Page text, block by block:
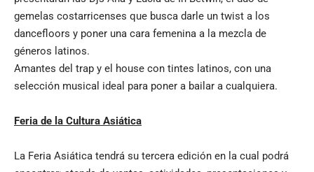
gemelas costarricenses que busca darle un twist a los
dancefloors y poner una cara femenina a la mezcla de
géneros latinos.
Amantes del trap y el house con tintes latinos, con una
selección musical ideal para poner a bailar a cualquiera.
Feria de la Cultura Asiática
La Feria Asiática tendrá su tercera edición en la cual podrá